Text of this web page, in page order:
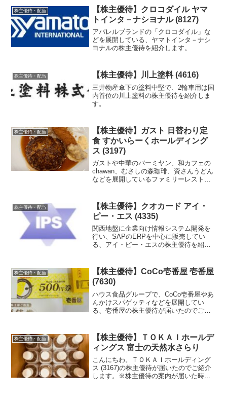
株主優待・配当
【株主優待】クロコダイル ヤマ
トインタ－ナシヨナル (8127)
アパレルブランドの「クロコダイル」な
どを展開している、ヤマトインタ－ナシ
ヨナルの株主優待を紹介します。
株主優待・配当 【株主優待】川上塗料 (4616)
三井物産傘下の塗料中堅で、2輪車用は国
内首位の川上塗料の株主優待を紹介しま
す。
株主優待・配当
【株主優待】ガスト 日替わり定
食 すかいらーくホールディング
ス (3197)
ガストや中華のバーミヤン、和カフェの
chawan、むさしの森珈琲、資さんうどん
などを展開しているファミリーレストラ
してきました！
株主優待・配当
【株主優待】クオカード アイ・
ピー・エス (4335)
関西地盤に企業向け情報システム開発を
行い、SAPのERPを中心に販売してい
る、アイ・ピー・エスの株主優待を紹介
株主優待・配当
【株主優待】CoCo壱番屋 壱番屋
(7630)
ハウス食品グループで、CoCo壱番屋やあ
んかけスパゲッティなどを展開してい
る、壱番屋の株主優待が届いたのでご紹
株主優待・配当
【株主優待】ＴＯＫＡＩホールデ
ィングス 富士の天然水さらり
こんにちわ。ＴＯＫＡＩホールディング
ス (3167)の株主優待が届いたのでご紹介
します。※株主優待の案内が届いた時の